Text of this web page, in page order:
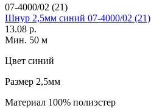
07-4000/02 (21)
Шнур 2,5мм синий 07-4000/02 (21)
13.08 р.
Мин. 50 м
Цвет синий
Размер 2,5мм
Материал 100% полиэстер